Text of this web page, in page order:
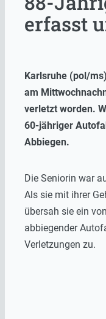
erfasst
Karlsruhe (pol/
am
verletzt worden.
60-jähriger
Abbiegen.
Die Seniorin war
Als sie mit ihrer
übersah sie ein
abbiegender
Verletzungen zu.